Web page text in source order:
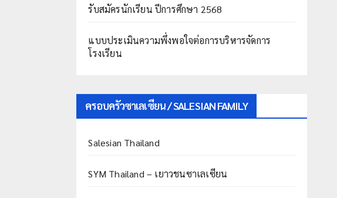
รับสมัครนักเรียน ปีการศึกษา 2568
แบบประเมินความพึ่งพอใจต่อการบริหารจัดการ
โรงเรียน
ครอบครัวซาเลเซียน / SALESIAN FAMILY
Salesian Thailand
SYM Thailand – เยาวชนซาเลเซียน